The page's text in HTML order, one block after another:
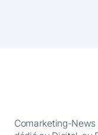
Comarketing-News